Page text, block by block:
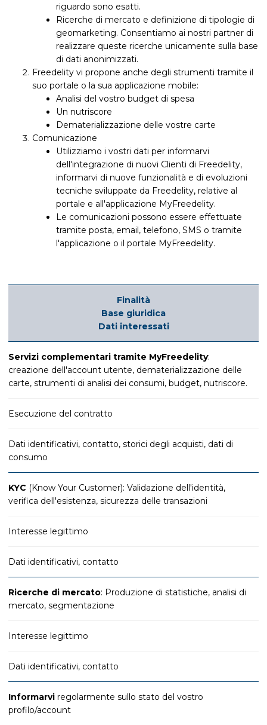
riguardo sono esatti.
Ricerche di mercato e definizione di tipologie di
geomarketing. Consentiamo ai nostri partner di
realizzare queste ricerche unicamente sulla base
di dati anonimizzati.
Freedelity vi propone anche degli strumenti tramite il
suo portale o la sua applicazione mobile:
Analisi del vostro budget di spesa
Un nutriscore
Dematerializzazione delle vostre carte
Comunicazione
Utilizziamo i vostri dati per informarvi
dell'integrazione di nuovi Clienti di Freedelity,
informarvi di nuove funzionalità e di evoluzioni
tecniche sviluppate da Freedelity, relative al
portale e all'applicazione MyFreedelity.
Le comunicazioni possono essere effettuate
tramite posta, email, telefono, SMS o tramite
l'applicazione o il portale MyFreedelity.
Finalità
Base giuridica
Dati interessati
Servizi complementari tramite MyFreedelity:
creazione dell'account utente, dematerializzazione delle
carte, strumenti di analisi dei consumi, budget, nutriscore.
Esecuzione del contratto
Dati identificativi, contatto, storici degli acquisti, dati di
consumo
KYC (Know Your Customer): Validazione dell'identità,
verifica dell'esistenza, sicurezza delle transazioni
Interesse legittimo
Dati identificativi, contatto
Ricerche di mercato: Produzione di statistiche, analisi di
mercato, segmentazione
Interesse legittimo
Dati identificativi, contatto
Informarvi regolarmente sullo stato del vostro
profilo/account